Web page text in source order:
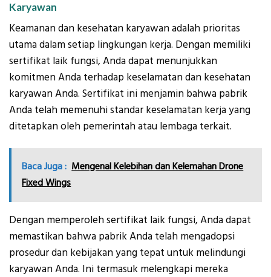
Karyawan
Keamanan dan kesehatan karyawan adalah prioritas
utama dalam setiap lingkungan kerja. Dengan memiliki
sertifikat laik fungsi, Anda dapat menunjukkan
komitmen Anda terhadap keselamatan dan kesehatan
karyawan Anda. Sertifikat ini menjamin bahwa pabrik
Anda telah memenuhi standar keselamatan kerja yang
ditetapkan oleh pemerintah atau lembaga terkait.
Baca Juga : Mengenal Kelebihan dan Kelemahan Drone
Fixed Wings
Dengan memperoleh sertifikat laik fungsi, Anda dapat
memastikan bahwa pabrik Anda telah mengadopsi
prosedur dan kebijakan yang tepat untuk melindungi
karyawan Anda. Ini termasuk melengkapi mereka